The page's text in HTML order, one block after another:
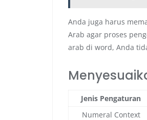
Anda juga harus
Arab agar proses
arab di word, Anda
Jenis Pengaturan
Numeral Context